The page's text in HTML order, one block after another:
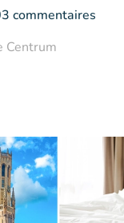
commentaires
Centrum